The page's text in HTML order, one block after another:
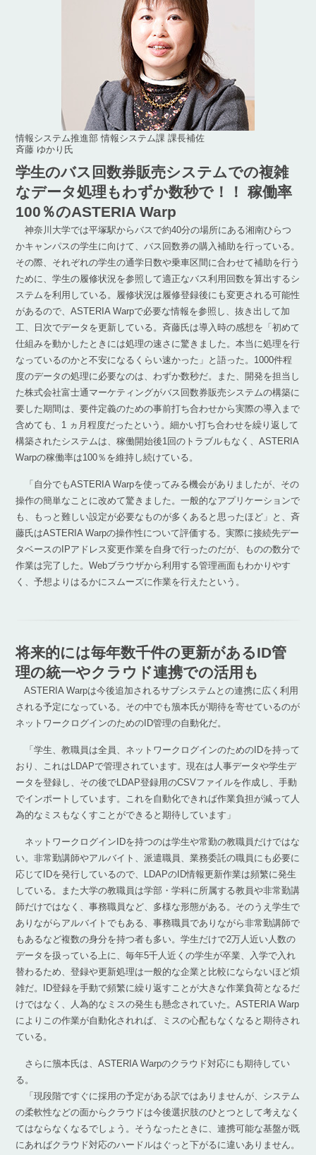
情報システム推進部 情報システム課 課長補佐
斉藤 ゆかり氏
学生のバス回数券販売システムでの複雑
なデータ処理もわずか数秒で！！ 稼働率
100％のASTERIA Warp
神奈川大学では平塚駅からバスで約40分の場所にある湘南ひらつ
かキャンパスの学生に向けて、バス回数券の購入補助を行っている。
その際、それぞれの学生の通学日数や乗車区間に合わせて補助を行う
ために、学生の履修状況を参照して適正なバス利用回数を算出するシ
ステムを利用している。履修状況は履修登録後にも変更される可能性
があるので、ASTERIA Warpで必要な情報を参照し、抜き出して加
工、日次でデータを更新している。斉藤氏は導入時の感想を「初めて
仕組みを動かしたときには処理の速さに驚きました。本当に処理を行
なっているのかと不安になるくらい速かった」と語った。1000件程
度のデータの処理に必要なのは、わずか数秒だ。また、開発を担当し
た株式会社富士通マーケティングがバス回数券販売システムの構築に
要した期間は、要件定義のための事前打ち合わせから実際の導入まで
含めても、1 ヵ月程度だったという。細かい打ち合わせを繰り返して
構築されたシステムは、稼働開始後1回のトラブルもなく、ASTERIA
Warpの稼働率は100％を維持し続けている。
「自分でもASTERIA Warpを使ってみる機会がありましたが、その
操作の簡単なことに改めて驚きました。一般的なアプリケーションで
も、もっと難しい設定が必要なものが多くあると思ったほど」と、斉
藤氏はASTERIA Warpの操作性について評価する。実際に接続先デー
タベースのIPアドレス変更作業を自身で行ったのだが、ものの数分で
作業は完了した。Webブラウザから利用する管理画面もわかりやす
く、予想よりはるかにスムーズに作業を行えたという。
将来的には毎年数千件の更新があるID管
理の統一やクラウド連携での活用も
ASTERIA Warpは今後追加されるサブシステムとの連携に広く利用
される予定になっている。その中でも籏本氏が期待を寄せているのが
ネットワークログインのためのID管理の自動化だ。
「学生、教職員は全員、ネットワークログインのためのIDを持って
おり、これはLDAPで管理されています。現在は人事データや学生デ
ータを登録し、その後でLDAP登録用のCSVファイルを作成し、手動
でインポートしています。これを自動化できれば作業負担が減って人
為的なミスもなくすことができると期待しています」
ネットワークログインIDを持つのは学生や常勤の教職員だけではな
い。非常勤講師やアルバイト、派遣職員、業務委託の職員にも必要に
応じてIDを発行しているので、LDAPのID情報更新作業は頻繁に発生
している。また大学の教職員は学部・学科に所属する教員や非常勤講
師だけではなく、事務職員など、多様な形態がある。そのうえ学生で
ありながらアルバイトでもある、事務職員でありながら非常勤講師で
もあるなど複数の身分を持つ者も多い。学生だけで2万人近い人数の
データを扱っている上に、毎年5千人近くの学生が卒業、入学で入れ
替わるため、登録や更新処理は一般的な企業と比較にならないほど煩
雑だ。ID登録を手動で頻繁に繰り返すことが大きな作業負荷となるだ
けではなく、人為的なミスの発生も懸念されていた。ASTERIA Warp
によりこの作業が自動化されれば、ミスの心配もなくなると期待され
ている。
さらに籏本氏は、ASTERIA Warpのクラウド対応にも期待してい
る。
「現段階ですぐに採用の予定がある訳ではありませんが、システム
の柔軟性などの面からクラウドは今後選択肢のひとつとして考えなく
てはならなくなるでしょう。そうなったときに、連携可能な基盤が既
にあればクラウド対応のハードルはぐっと下がるに違いありません。